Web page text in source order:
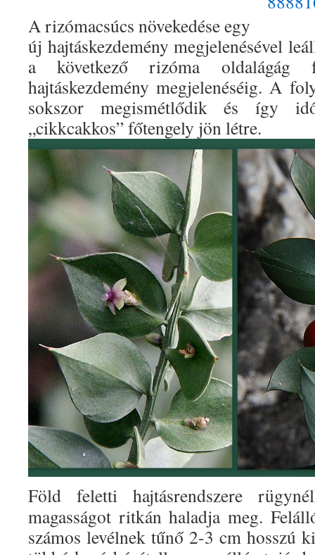
A rizómacsúcs növekedése egy
új hajtáskezdemény megjelenésével
a következő rizóma oldalágág
hajtáskezdemény megjelenéséig. A
sokszor megismétlődik és így
„cikkcakkos” főtengely jön létre.
Föld feletti hajtásrendszere
magasságot ritkán haladja meg.
számos levélnek tűnő 2-3 cm hosszú